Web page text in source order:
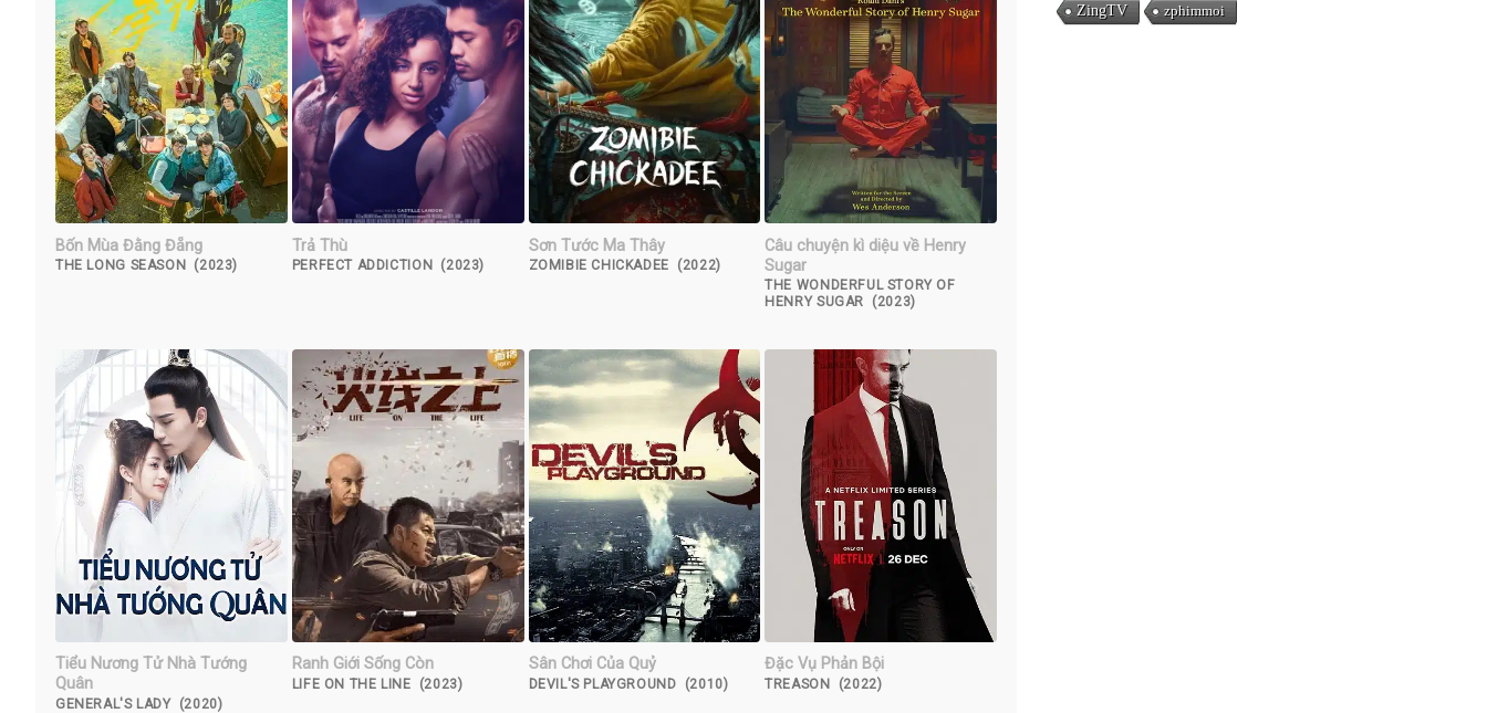
Bốn Mùa Đằng Đẵng
THE LONG SEASON (2023)
Trả Thù
PERFECT ADDICTION (2023)
Sơn Tước Ma Thây
ZOMIBIE CHICKADEE (2022)
Câu chuyện kì diệu về Henry
Sugar
THE WONDERFUL STORY OF
HENRY SUGAR (2023)
Tiểu Nương Tử Nhà Tướng
Quân
GENERAL'S LADY (2020)
Ranh Giới Sống Còn
LIFE ON THE LINE (2023)
Sân Chơi Của Quỷ
DEVIL'S PLAYGROUND (2010)
Đặc Vụ Phản Bội
TREASON (2022)
ZingTV
zphimmoi